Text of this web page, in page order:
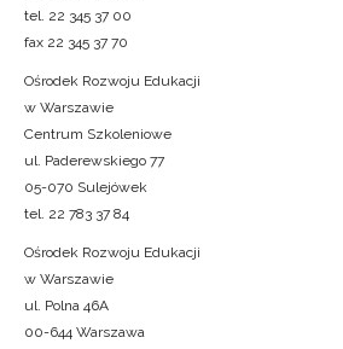
tel. 22 345 37 00
fax 22 345 37 70
Ośrodek Rozwoju Edukacji
w Warszawie
Centrum Szkoleniowe
ul. Paderewskiego 77
05-070 Sulejówek
tel. 22 783 37 84
Ośrodek Rozwoju Edukacji
w Warszawie
ul. Polna 46A
00-644 Warszawa